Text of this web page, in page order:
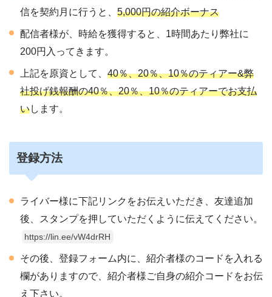
信を契約月に行うと、 5,000円の紹介ボーナス
配信者様が、時給を獲得すると、1時間あたり弊社に
200円入ってきます。
上記を原資として、 40％、20％、10％のティアー&弊
社投げ銭報酬の40％、20％、10％のティアーでお支払
いします。
登録方法
ライバー様に下記リンクをお伝えいただき、友達追加
後、スタンプを押していただくように伝えてください。
https://lin.ee/vW4drRH
その後、登録フォーム内に、紹介者様のコードを入れる
欄がありますので、紹介者様ご自身の紹介コードをお伝
え下さい。